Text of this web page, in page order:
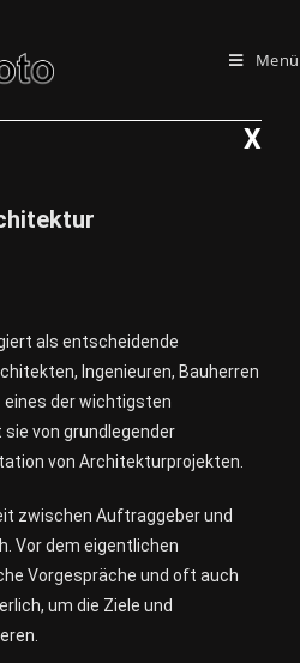
Menü
X
als entscheidende
Ingenieuren, Bauherren
der wichtigsten
von grundlegender
von Architekturprojekten.
zwischen Auftraggeber und
Vor dem eigentlichen
Vorgespräche und oft auch
um die Ziele und